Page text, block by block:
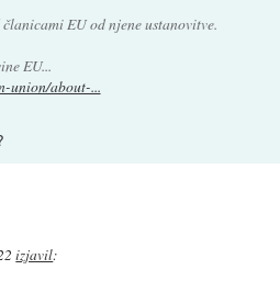
EU od njene ustanovitve.
EU...
union/about-...
izjavil: